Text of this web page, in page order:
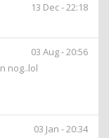
13 Dec - 22:18
03 Aug - 20:56
nog..lol
03 Jan - 20:34